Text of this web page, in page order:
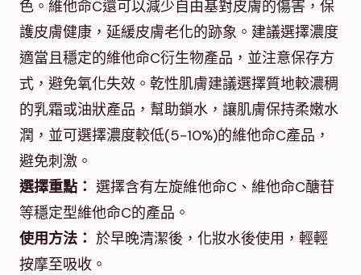
色。維他命C還可以減少自由基對皮膚的傷害，保
護皮膚健康，延緩皮膚老化的跡象。建議選擇濃度
適當且穩定的維他命C衍生物產品，並注意保存方
式，避免氧化失效。乾性肌膚建議選擇質地較濃稠
的乳霜或油狀產品，幫助鎖水，讓肌膚保持柔嫩水
潤，並可選擇濃度較低(5-10%)的維他命C產品，
避免刺激。
選擇重點： 選擇含有左旋維他命C、維他命C醣苷
等穩定型維他命C的產品。
使用方法： 於早晚清潔後，化妝水後使用，輕輕
按摩至吸收。